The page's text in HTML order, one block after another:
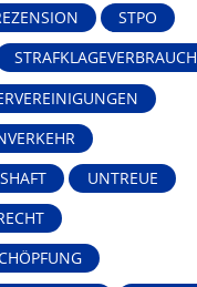
STPO
STRAFKLAGEVERBRAUCH
UNTREUE